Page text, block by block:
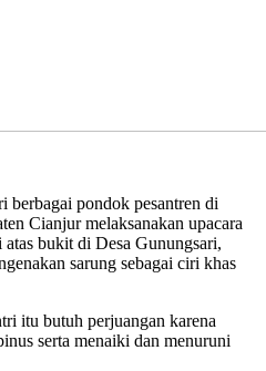
berbagai pondok pesantren di
Cianjur melaksanakan upacara
bukit di Desa Gunungsari,
sarung sebagai ciri khas
itu butuh perjuangan karena
serta menaiki dan menuruni